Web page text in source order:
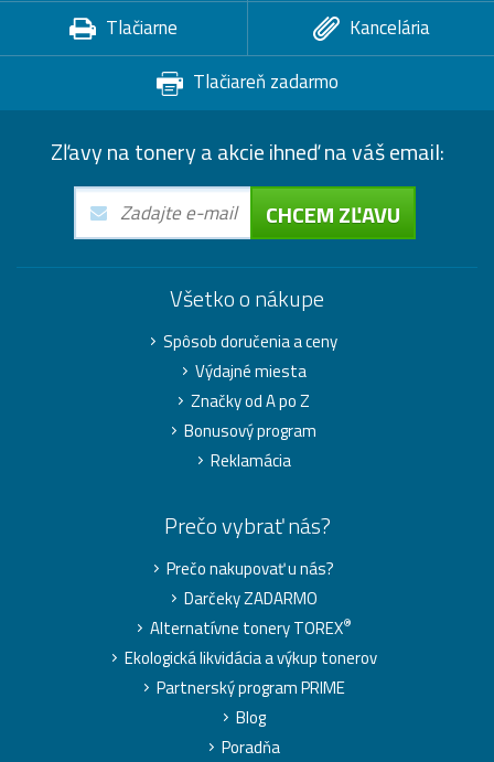
Tlačiarne
Kancelária
Tlačiareň zadarmo
Zľavy na tonery a akcie ihneď na váš email:
CHCEM ZĽAVU
Všetko o nákupe
Spôsob doručenia a ceny
Výdajné miesta
Značky od A po Z
Bonusový program
Reklamácia
Prečo vybrať nás?
Prečo nakupovať u nás?
Darčeky ZADARMO
Alternatívne tonery TOREX®
Ekologická likvidácia a výkup tonerov
Partnerský program PRIME
Blog
Poradňa